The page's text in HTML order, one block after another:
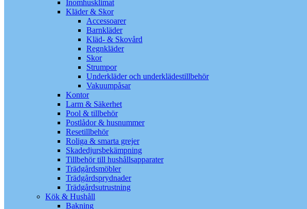
Inomhusklimat
Kläder & Skor
Accessoarer
Barnkläder
Kläd- & Skovård
Regnkläder
Skor
Strumpor
Underkläder och underklädestillbehör
Vakuumpåsar
Kontor
Larm & Säkerhet
Pool & tillbehör
Postlådor & husnummer
Resetillbehör
Roliga & smarta grejer
Skadedjursbekämpning
Tillbehör till hushållsapparater
Trädgårdsmöbler
Trädgårdsprydnader
Trädgårdsutrustning
Kök & Hushåll
Bakning